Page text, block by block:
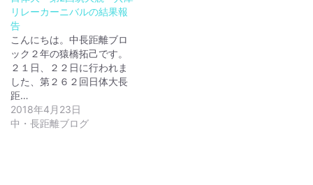
リレーカーニバルの結果報
告
こんにちは。中長距離ブロ
ック２年の猿橋拓己です。
２１日、２２日に行われま
した、第２６２回日体大長
距…
2018年4月23日
中・長距離ブログ